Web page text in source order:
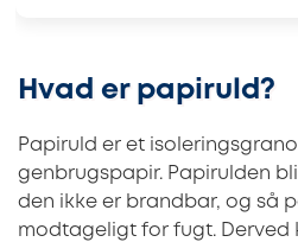
Hvad er papiruld?
Papiruld er et
genbrugspapir. Papirulden
den ikke er brandbar, og så
modtageligt for fugt. Derved